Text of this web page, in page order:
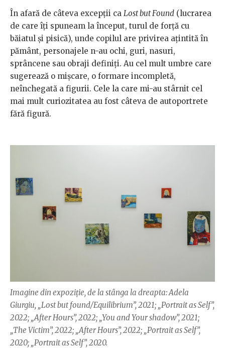
În afară de câteva excepții ca Lost but Found (lucrarea
de care îți spuneam la început, turul de forță cu
băiatul și pisică), unde copilul are privirea ațintită în
pământ, personajele n-au ochi, guri, nasuri,
sprâncene sau obraji definiți. Au cel mult umbre care
sugerează o mișcare, o formare incompletă,
neînchegată a figurii. Cele la care mi-au stârnit cel
mai mult curiozitatea au fost câteva de autoportrete
fără figură.
Imagine din expoziție, de la stânga la dreapta: Adela
Giurgiu, „Lost but found/Equilibrium”, 2021; „Portrait as Self”,
2022; „After Hours”, 2022; „You and Your shadow”, 2021;
„The Victim”, 2022; „After Hours”, 2022; „Portrait as Self”,
2020; „Portrait as Self”, 2020.